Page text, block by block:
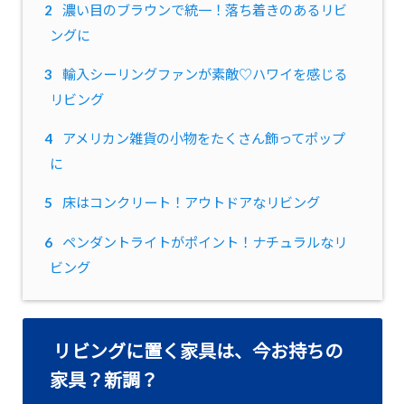
2
濃い目のブラウンで統一！落ち着きのあるリビ
ングに
3
輸入シーリングファンが素敵♡ハワイを感じる
リビング
4
アメリカン雑貨の小物をたくさん飾ってポップ
に
5 床はコンクリート！アウトドアなリビング
6
ペンダントライトがポイント！ナチュラルなリ
ビング
リビングに置く家具は、今お持ちの
家具？新調？